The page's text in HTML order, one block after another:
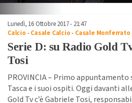
Lunedì, 16 Ottobre 2017 - 21:47
Calcio -Casale Calcio- Casale Monferrato
Serie D: su Radio Gold
Tosi
PROVINCIA – Primo
Tasca e i suoi ospiti. Oggi davanti
Gold Tv c’è Gabriele Tosi,